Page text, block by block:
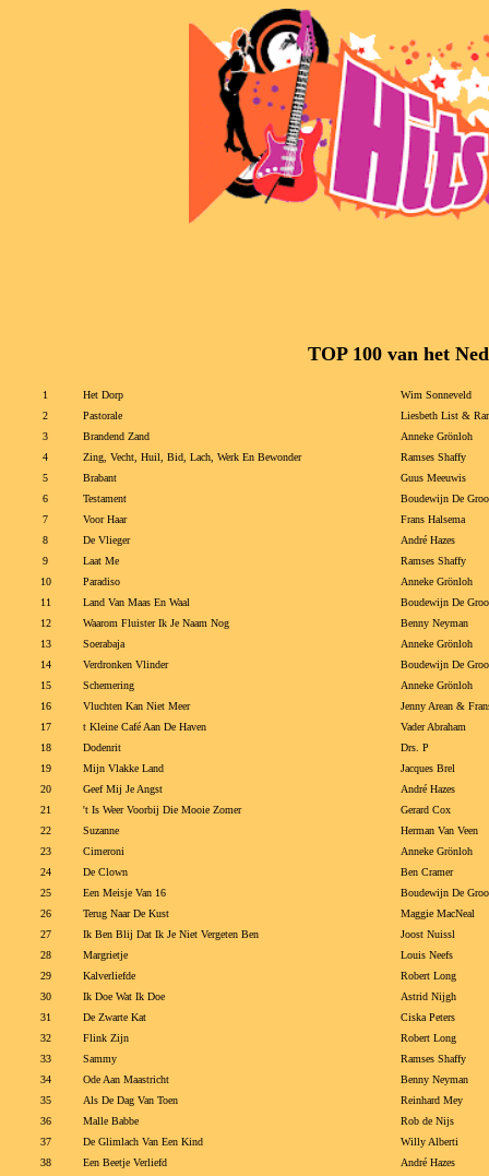
TOP 100 van het
1 Het Dorp
Wim Sonneveld
2
Pastorale
Liesbeth List &
3
Brandend Zand
Anneke Grönloh
4
Zing, Vecht, Huil, Bid, Lach, Werk En Bewonder
Ramses Shaffy
5
Brabant
Guus Meeuwis
6
Testament
Boudewijn De
7
Voor Haar
Frans Halsema
8
De Vlieger
André Hazes
9
Laat Me
Ramses Shaffy
10
Paradiso
Anneke Grönloh
11
Land Van Maas En Waal
Boudewijn De
12
Waarom Fluister Ik Je Naam Nog
Benny Neyman
13
Soerabaja
Anneke Grönloh
14
Verdronken Vlinder
Boudewijn De
15
Schemering
Anneke Grönloh
16
Vluchten Kan Niet Meer
Jenny Arean &
17
t Kleine Café Aan De Haven
Vader Abraham
18
Dodenrit
Drs. P
19
Mijn Vlakke Land
Jacques Brel
20
Geef Mij Je Angst
André Hazes
21
't Is Weer Voorbij Die Mooie Zomer
Gerard Cox
22
Suzanne
Herman Van Veen
23
Cimeroni
Anneke Grönloh
24
De Clown
Ben Cramer
25
Een Meisje Van 16
Boudewijn De
26
Terug Naar De Kust
Maggie MacNeal
27
Ik Ben Blij Dat Ik Je Niet Vergeten Ben
Joost Nuissl
28
Margrietje
Louis Neefs
29
Kalverliefde
Robert Long
30
Ik Doe Wat Ik Doe
Astrid Nijgh
31
De Zwarte Kat
Ciska Peters
32
Flink Zijn
Robert Long
33
Sammy
Ramses Shaffy
34
Ode Aan Maastricht
Benny Neyman
35
Als De Dag Van Toen
Reinhard Mey
36
Malle Babbe
Rob de Nijs
37
De Glimlach Van Een Kind
Willy Alberti
38
Een Beetje Verliefd
André Hazes